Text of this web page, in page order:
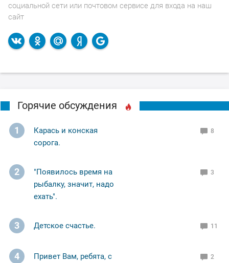
социальной сети или почтовом сервисе для входа на наш
сайт
Горячие обсуждения
1
Карась и конская
сорога.
8
2
"Появилось время на
рыбалку, значит, надо
ехать".
3
3 Детское счастье. 11
4
Привет Вам, ребята, с
2